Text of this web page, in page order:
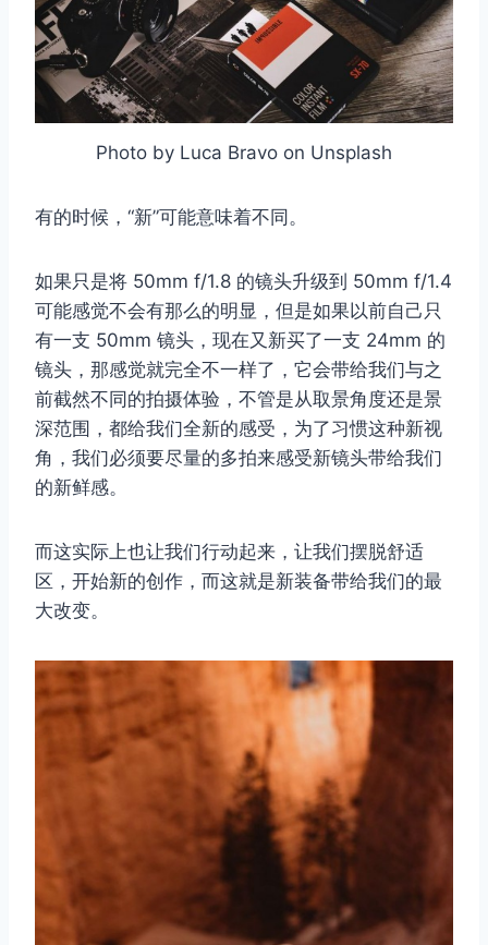
Photo by Luca Bravo on Unsplash
有的时候，“新”可能意味着不同。
如果只是将 50mm f/1.8 的镜头升级到 50mm f/1.4
可能感觉不会有那么的明显，但是如果以前自己只
有一支 50mm 镜头，现在又新买了一支 24mm 的
镜头，那感觉就完全不一样了，它会带给我们与之
前截然不同的拍摄体验，不管是从取景角度还是景
深范围，都给我们全新的感受，为了习惯这种新视
角，我们必须要尽量的多拍来感受新镜头带给我们
的新鲜感。
而这实际上也让我们行动起来，让我们摆脱舒适
区，开始新的创作，而这就是新装备带给我们的最
大改变。